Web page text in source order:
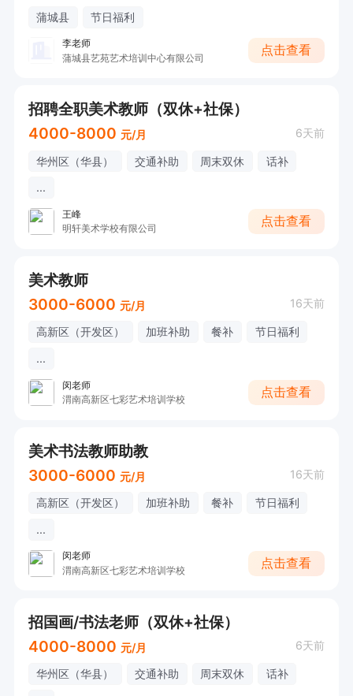
蒲城县 节日福利
李老师
蒲城县艺苑艺术培训中心有限公司
点击查看
招聘全职美术教师（双休+社保）
4000-8000 元/月 6天前
华州区（华县） 交通补助 周末双休
话补
...
王峰
明轩美术学校有限公司
点击查看
美术教师
3000-6000 元/月 16天前
高新区（开发区） 加班补助 餐补
节日福利
...
闵老师
渭南高新区七彩艺术培训学校
点击查看
美术书法教师助教
3000-6000 元/月 16天前
高新区（开发区） 加班补助 餐补
节日福利
...
闵老师
渭南高新区七彩艺术培训学校
点击查看
招国画/书法老师（双休+社保）
4000-8000 元/月 6天前
华州区（华县） 交通补助 周末双休
话补